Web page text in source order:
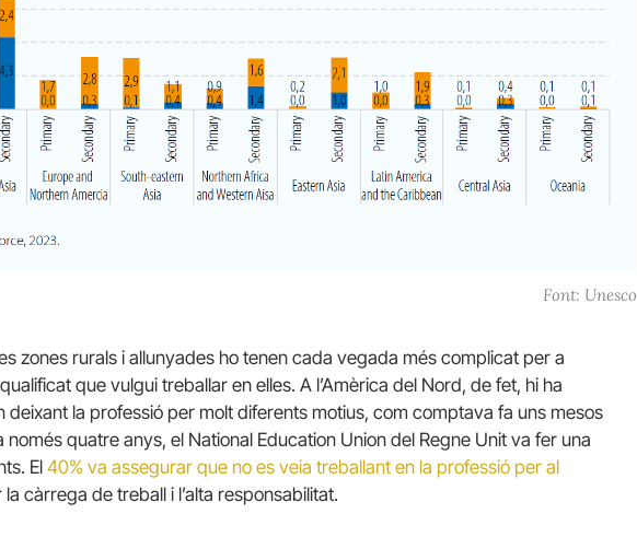
Font: Unesco
zones rurals i allunyades ho tenen cada vegada més complicat per a
que vulgui treballar en elles. A l’Amèrica del Nord, de fet, hi ha
deixant la professió per molt diferents motius, com comptava fa uns mesos
només quatre anys, el National Education Union del Regne Unit va fer una
El 40% va assegurar que no es veia treballant en la professió per al
càrrega de treball i l’alta responsabilitat.